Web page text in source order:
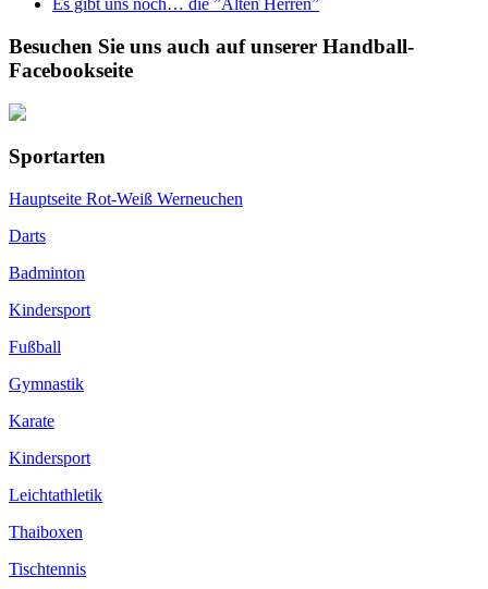
Es gibt uns noch… die ”Alten Herren”
Besuchen Sie uns auch auf unserer Handball-
Facebookseite
Sportarten
Hauptseite Rot-Weiß Werneuchen
Darts
Badminton
Kindersport
Fußball
Gymnastik
Karate
Kindersport
Leichtathletik
Thaiboxen
Tischtennis